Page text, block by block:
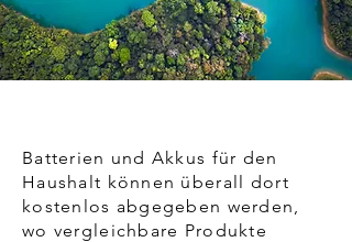
Batterien und Akkus für den
Haushalt können überall dort
kostenlos abgegeben werden,
wo vergleichbare Produkte